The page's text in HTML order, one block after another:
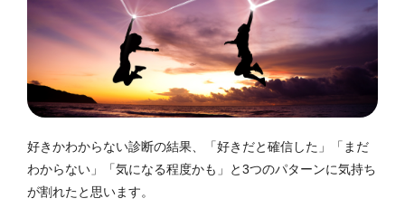
好きかわからない診断の結果、「好きだと確信した」「まだ
わからない」「気になる程度かも」と3つのパターンに気持ち
が割れたと思います。